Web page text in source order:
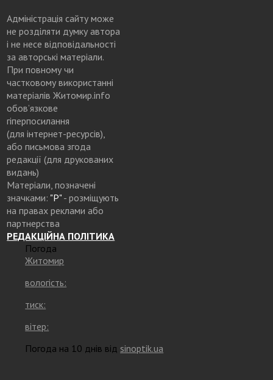
Адміністрація сайту може
не розділяти думку автора
і не несе відповідальності
за авторські матеріали.
При повному чи
частковому використанні
матеріалів Житомир.info
обов’язкове
гіперпосилання
(для інтернет-ресурсів),
або письмова згода
редакції (для друкованих
видань)
Матеріали, позначені
значками: "Р"- розміщують
на правах реклами або
партнерства
РЕДАКЦІЙНА ПОЛІТИКА
Погода
Житомир
вологість:
тиск:
вітер:
Погода на 10 днів від sinoptik.ua